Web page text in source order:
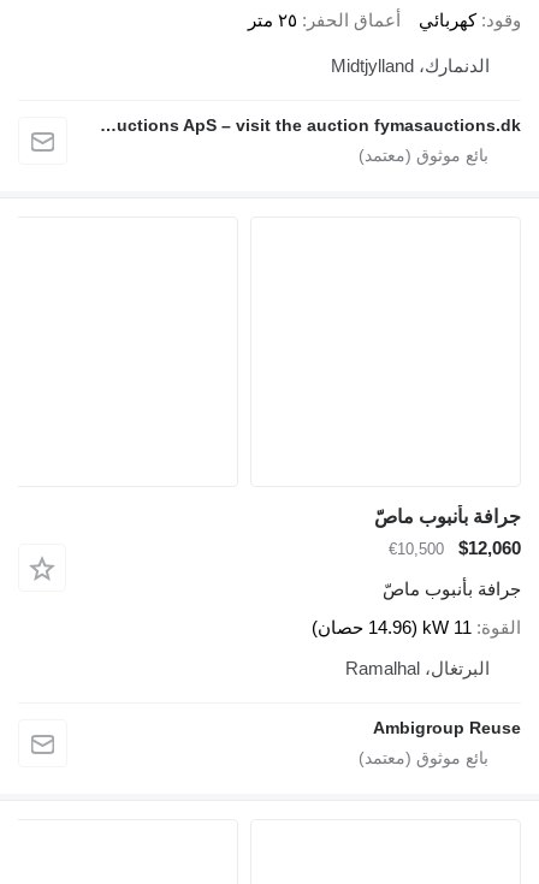
وقود كهربائي أعماق الحفر ٢٥ متر
الدنمارك، Midtjylland
Fymas Auctions ApS – visit the auction fymasauctions.dk
جرافة بأنبوب ماصّ
$12,060
€10,500
جرافة بأنبوب ماصّ
القوة 11 kW (14.96 حصان)
البرتغال، Ramalhal
Ambigroup Reuse